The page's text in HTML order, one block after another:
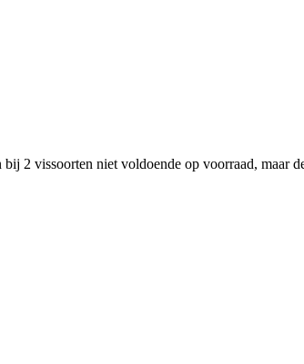
2 vissoorten niet voldoende op voorraad, maar